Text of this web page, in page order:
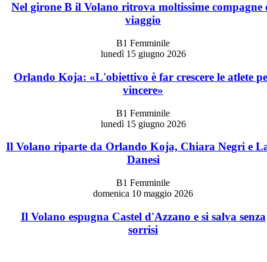
Nel girone B il Volano ritrova moltissime compagne
viaggio
B1 Femminile
lunedì 15 giugno 2026
Orlando Koja: «L'obiettivo è far crescere le atlete
vincere»
B1 Femminile
lunedì 15 giugno 2026
Il Volano riparte da Orlando Koja, Chiara Negri e
Danesi
B1 Femminile
domenica 10 maggio 2026
Il Volano espugna Castel d'Azzano e si salva senza
sorrisi